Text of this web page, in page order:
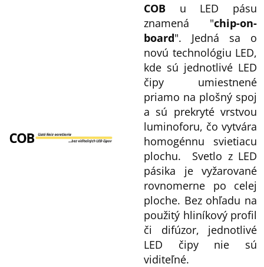
COB u LED pásu
znamená "chip-on-
board". Jedná sa o
novú technológiu LED,
kde sú jednotlivé LED
čipy umiestnené
priamo na plošný spoj
a sú prekryté vrstvou
luminoforu, čo vytvára
homogénnu svietiacu
plochu. Svetlo z LED
pásika je vyžarované
rovnomerne po celej
ploche. Bez ohľadu na
použitý hliníkový profil
či difúzor, jednotlivé
LED čipy nie sú
viditeľné.